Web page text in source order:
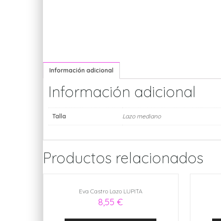
Información adicional
Información adicional
Talla Lazo mediano
Productos relacionados
Eva Castro Lazo LUPITA
8,55€